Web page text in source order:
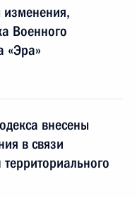
изменения,
Военного
«Эра»
внесены
в связи